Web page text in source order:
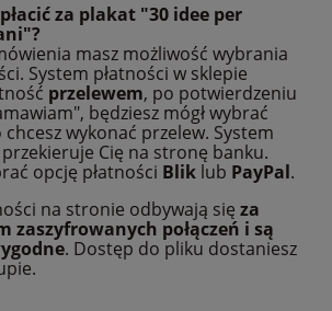
za plakat "30 idee per
masz możliwość wybrania
System płatności w sklepie
przelewem, po potwierdzeniu
będziesz mógł wybrać
wykonać przelew. System
Cię na stronę banku.
opcję płatności Blik lub PayPal.
na stronie odbywają się za
zaszyfrowanych połączeń i są
. Dostęp do pliku dostaniesz